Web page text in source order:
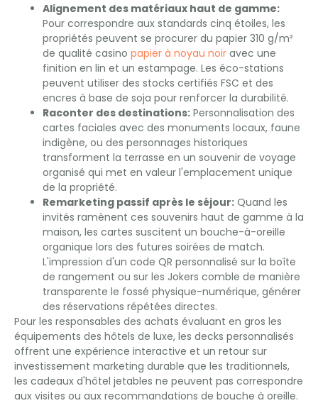
Alignement des matériaux haut de gamme:
Pour correspondre aux standards cinq étoiles, les
propriétés peuvent se procurer du papier 310 g/m²
de qualité casino papier à noyau noir avec une
finition en lin et un estampage. Les éco-stations
peuvent utiliser des stocks certifiés FSC et des
encres à base de soja pour renforcer la durabilité.
Raconter des destinations: Personnalisation des
cartes faciales avec des monuments locaux, faune
indigène, ou des personnages historiques
transforment la terrasse en un souvenir de voyage
organisé qui met en valeur l'emplacement unique
de la propriété.
Remarketing passif après le séjour: Quand les
invités ramènent ces souvenirs haut de gamme à la
maison, les cartes suscitent un bouche-à-oreille
organique lors des futures soirées de match.
L'impression d'un code QR personnalisé sur la boîte
de rangement ou sur les Jokers comble de manière
transparente le fossé physique-numérique, générer
des réservations répétées directes.
Pour les responsables des achats évaluant en gros les
équipements des hôtels de luxe, les decks personnalisés
offrent une expérience interactive et un retour sur
investissement marketing durable que les traditionnels,
les cadeaux d'hôtel jetables ne peuvent pas correspondre
aux visites ou aux recommandations de bouche à oreille.